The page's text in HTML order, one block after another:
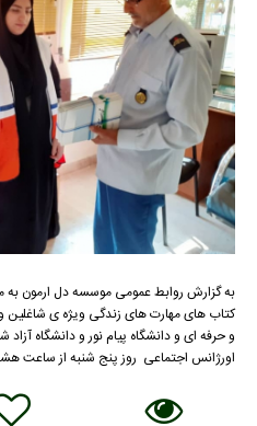
به گزارش روابط عمومی موسسه دل ارمون به
کتاب های مهارت های زندگی ویژه ی شاغلین
و حرفه ای و دانشگاه پیام نور و دانشگاه
اورژانس اجتماعی روز پنج شنبه از ساعت